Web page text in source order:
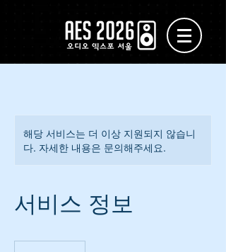
해당 서비스는 더 이상 지원되지 않습니
다. 자세한 내용은 문의해주세요.
서비스 정보